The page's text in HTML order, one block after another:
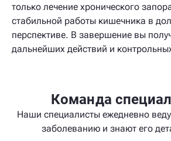
только лечение хронического
стабильной работы кишечника в
перспективе. В завершение вы
дальнейших действий и
Команда
Наши специалисты ежедневно
заболеванию и знают его